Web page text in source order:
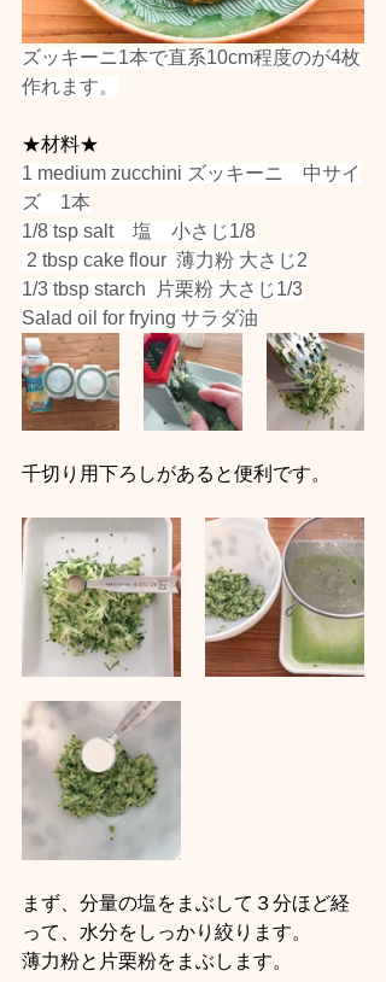
ズッキーニ1本で直系10cm程度のが4枚
作れます。
★材料★
1 medium zucchini ズッキーニ　中サイ
ズ　1本
1/8 tsp salt　塩　小さじ1/8
2 tbsp cake flour  薄力粉 大さじ2
1/3 tbsp starch  片栗粉 大さじ1/3
Salad oil for frying サラダ油
千切り用下ろしがあると便利です。
まず、分量の塩をまぶして３分ほど経
って、水分をしっかり絞ります。
薄力粉と片栗粉をまぶします。